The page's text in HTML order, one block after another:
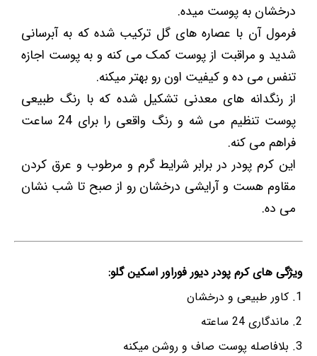
درخشان به پوست میده.
فرمول آن با عصاره های گل ترکیب شده که به آبرسانی
شدید و مراقبت از پوست کمک می کنه و به پوست اجازه
تنفس می ده و کیفیت اون رو بهتر میکنه.
از رنگدانه های معدنی تشکیل شده که با رنگ طبیعی
پوست تنظیم می شه و رنگ واقعی را برای 24 ساعت
فراهم می کنه.
این کرم پودر در برابر شرایط گرم و مرطوب و عرق کردن
مقاوم هست و آرایشی درخشان رو از صبح تا شب نشان
می ده.
ویژگی های کرم پودر دیور فوراور اسکین گلو:
کاور طبیعی و درخشان
ماندگاری 24 ساعته
بلافاصله پوست صاف و روشن میکنه